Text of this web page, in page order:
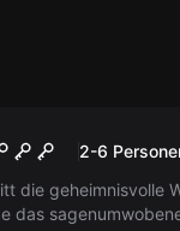
2-6
die geheimnisvolle
das